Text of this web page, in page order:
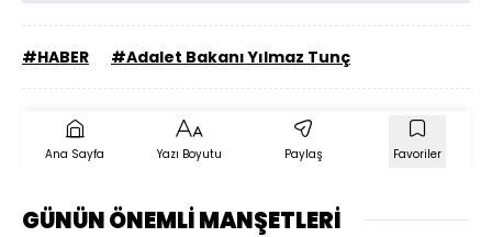
#HABER #Adalet Bakanı Yılmaz Tunç
Ana Sayfa Yazı Boyutu Paylaş Favoriler
GÜNÜN ÖNEMLİ MANŞETLERİ